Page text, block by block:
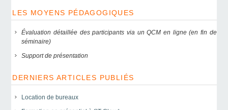
LES MOYENS PÉDAGOGIQUES
Évaluation détaillée des participants via un QCM en ligne (en fin de
séminaire)
Support de présentation
DERNIERS ARTICLES PUBLIÉS
Location de bureaux